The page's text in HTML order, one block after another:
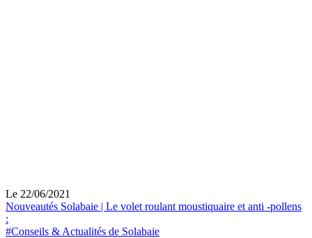
Le 22/06/2021
Nouveautés Solabaie | Le volet roulant moustiquaire et anti -pollens
:
#Conseils & Actualités de Solabaie